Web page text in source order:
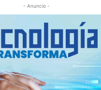
- Anuncio -